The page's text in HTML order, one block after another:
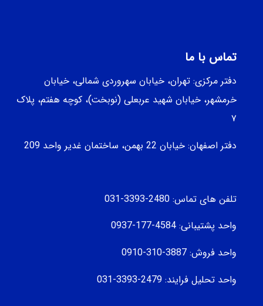
تماس با ما
دفتر مرکزی: تهران، خیابان سهروردی شمالی، خيابان
خرمشهر، خيابان شهيد عربعلی (نوبخت)، کوچه هفتم، پلاک
۷
دفتر اصفهان: خیابان 22 بهمن، ساختمان غدیر واحد 209
تلفن های تماس: 2480-3393-031
واحد پشتیبانی: 4584-177-0937
واحد فروش: 3887-310-0910
واحد تحلیل فرایند: 2479-3393-031